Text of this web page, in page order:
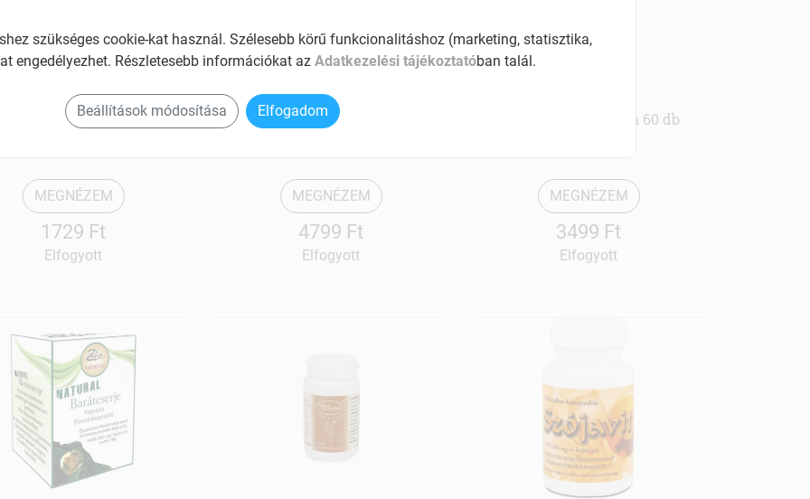
Biointimo
fájdalomcsillapitó
MEGNÉZEM
1729 Ft
Elfogyott
Klimin
Nyugalom kapszula 60 db
MEGNÉZEM
4799 Ft
Elfogyott
Barátcserje kapszula 60 db
MEGNÉZEM
3499 Ft
Elfogyott
szükséges cookie-kat használ. Szélesebb körű funkcionalitáshoz (marketing, statisztika,
engedélyezhet. Részletesebb információkat az Adatkezelési tájékoztatóban talál.
Beállítások módosítása Elfogadom